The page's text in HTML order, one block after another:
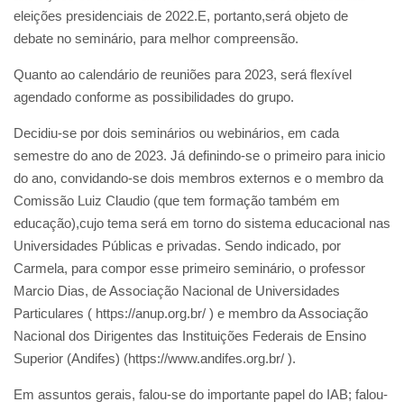
eleições presidenciais de 2022.E, portanto,será objeto de
debate no seminário, para melhor compreensão.
Quanto ao calendário de reuniões para 2023, será flexível
agendado conforme as possibilidades do grupo.
Decidiu-se por dois seminários ou webinários, em cada
semestre do ano de 2023. Já definindo-se o primeiro para inicio
do ano, convidando-se dois membros externos e o membro da
Comissão Luiz Claudio (que tem formação também em
educação),cujo tema será em torno do sistema educacional nas
Universidades Públicas e privadas. Sendo indicado, por
Carmela, para compor esse primeiro seminário, o professor
Marcio Dias, de Associação Nacional de Universidades
Particulares ( https://anup.org.br/ ) e membro da Associação
Nacional dos Dirigentes das Instituições Federais de Ensino
Superior (Andifes) (https://www.andifes.org.br/ ).
Em assuntos gerais, falou-se do importante papel do IAB; falou-